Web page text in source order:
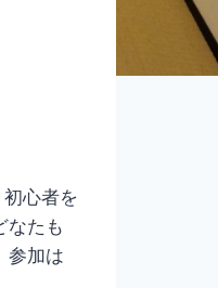
心者を
なたも
参加は